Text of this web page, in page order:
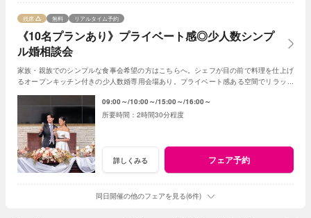
《10名プランあり》プライベート感◎少人数シンプ
ル婚相談会
残席 無料 リアルタイム予約
家族・親族でのシンプルな食事会希望の方はこちらへ。シェフが目の前で料理を仕上げ
るオープンキッチン付きの少人数婚専用会場あり。プライベート感ある空間でリラック
09:00～ 10:00～ 15:00～ 16:00～
2時間30分程度
詳しくみる フェア予約
同日開催の他のフェアを見る(6件)